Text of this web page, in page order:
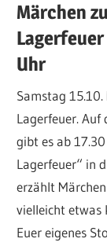
Märchen
Uhr
Samstag
Lagerfeuer. Auf
gibt es ab
Lagerfeuer“ in
erzählt
vielleicht etwas
Euer eigenes